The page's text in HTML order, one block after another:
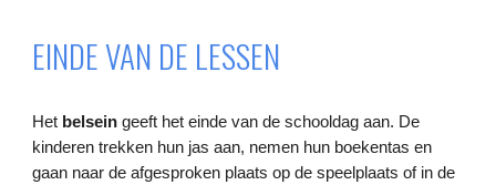
EINDE VAN DE LESSEN
Het belsein geeft het einde van de schooldag aan. De
kinderen trekken hun jas aan, nemen hun boekentas en
gaan naar de afgesproken plaats op de speelplaats of in de